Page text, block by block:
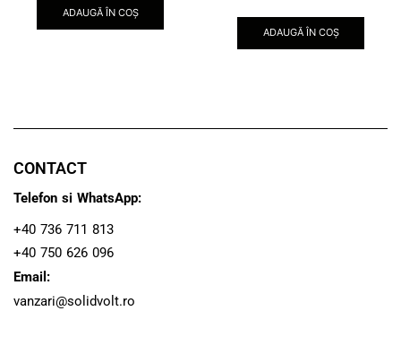
ADAUGĂ ÎN COȘ
ADAUGĂ ÎN COȘ
CONTACT
Telefon si WhatsApp:
+40 736 711 813
+40 750 626 096
Email:
vanzari@solidvolt.ro